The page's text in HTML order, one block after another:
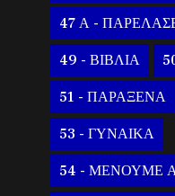
47 Α -
49 - ΒΙΒΛΙΑ
51 - ΠΑΡΑΞΕΝΑ
53 - ΓΥΝΑΙΚΑ
54 - ΜΕΝΟΥΜΕ